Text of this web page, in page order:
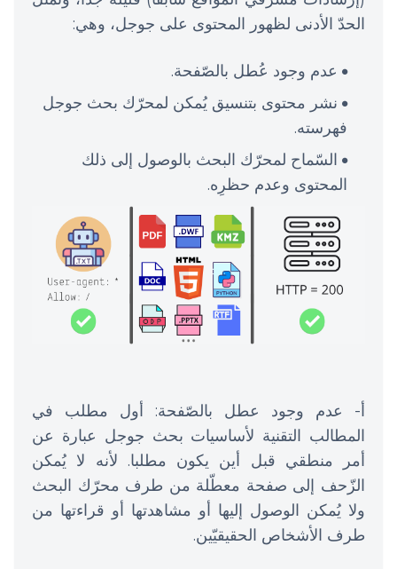
الحدّ الأدنى لظهور المحتوى على جوجل، وهي:
عدم وجود عُطل بالصّفحة.
نشر محتوى بتنسيق يُمكن لمحرّك بحث جوجل
فهرسته.
السّماح لمحرّك البحث بالوصول إلى ذلك
المحتوى وعدم حظرِه.
أ- عدم وجود عطل بالصّفحة: أول مطلب في
المطالب التقنية لأساسيات بحث جوجل عبارة عن
أمر منطقي قبل أين يكون مطلبا. لأنه لا يُمكن
الزّحف إلى صفحة معطّلة من طرف محرّك البحث
ولا يُمكن الوصول إليها أو مشاهدتها أو قراءتها من
طرف الأشخاص الحقيقيّين.